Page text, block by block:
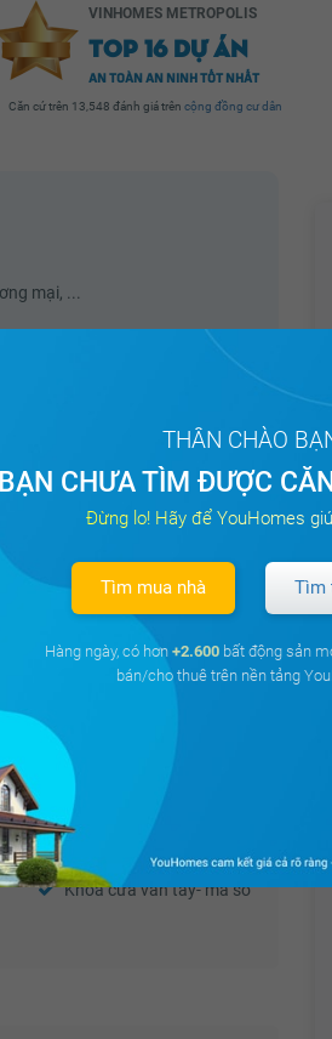
VINHOMES METROPOLIS
TOP 16 DỰ ÁN
AN TOÀN AN NINH TỐT NHẤT
Căn cứ trên 13,548 đánh giá trên cộng đồng cư dân
mại, ...
Diện tích Giá cho thuê
18 triệu
Camera an ninh
Khóa cửa vân tay- mã số
(hồ Tây, hồ Giảng Võ, hồ Ngọc Khánh,
Lệ). Nói chung là view ban...
Xem đầy đủ
THÂN CHÀO
BẠN CHƯA TÌM ĐƯỢC
Đừng lo! Hãy để YouHomes
Tìm mua nhà Tìm
Hàng ngày, có hơn +2.600 bất động sản
bán/cho thuê trên nền tảng